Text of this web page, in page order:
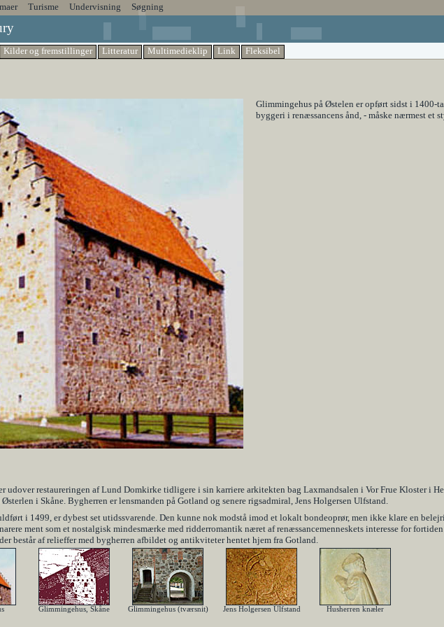
Turisme Undervisning Søgning
Kilder og fremstillinger Litteratur Multimedieklip Link Fleksibel
Glimmingehus på Østelen er opført sidst i 1400-
byggeri i renæssancens ånd, - måske nærmest et
udover restaureringen af Lund Domkirke tidligere i sin karriere arkitekten bag Laxmandsalen i Vor Frue Kloster i
i Skåne. Bygherren er lensmanden på Gotland og senere rigsadmiral, Jens Holgersen Ulfstand.
i 1499, er dybest set utidssvarende. Den kunne nok modstå imod et lokalt bondeoprør, men ikke klare en
ment som et nostalgisk mindesmærke med ridderromantik næret af renæssancemenneskets interesse for
består af relieffer med bygherren afbildet og antikviteter hentet hjem fra Gotland.
Glimmingehus, Skåne Glimmingehus (tværsnit) Jens Holgersen Ulfstand Husherren knæler